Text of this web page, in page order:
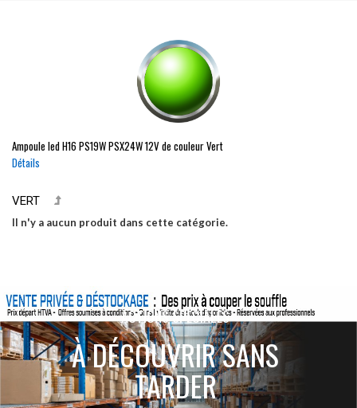
Ampoule ledH16 PS19WPSX24W12V de couleur Vert
Détails
VERT
Il n'y a aucun produit dans cette catégorie.
ACTIONS SPÉCIALES
À DÉCOUVRIR SANS
TARDER